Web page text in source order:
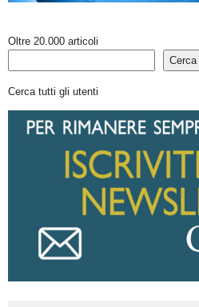
Oltre 20.000 articoli
Cerca
Cerca tutti gli utenti